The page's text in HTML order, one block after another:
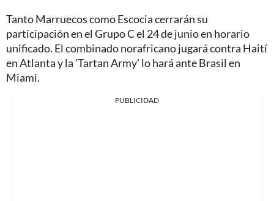
Tanto Marruecos como Escocia cerrarán su
participación en el Grupo C el 24 de junio en horario
unificado. El combinado norafricano jugará contra Haití
en Atlanta y la 'Tartan Army' lo hará ante Brasil en
Miami.
PUBLICIDAD